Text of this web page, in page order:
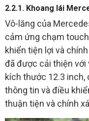
2.2.1. Khoang lái
Vô-lăng của
cảm ứng chạm
khiển tiện lợi và
đã được cải thiện với
kích thước 12.3 inch,
thông tin và điều
thuận tiện và chính